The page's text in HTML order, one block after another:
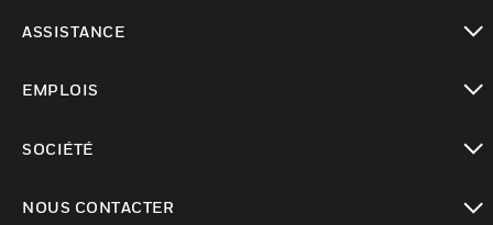
ASSISTANCE
EMPLOIS
SOCIÉTÉ
NOUS CONTACTER